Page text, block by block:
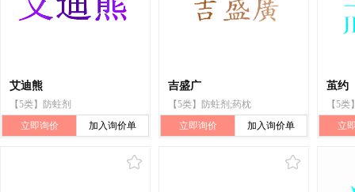
艾迪熊
【5类】防蛀剂
立即询价
加入询价单
吉盛广
【5类】防蛀剂;药枕
立即询价
加入询价单
茧约
【5
立